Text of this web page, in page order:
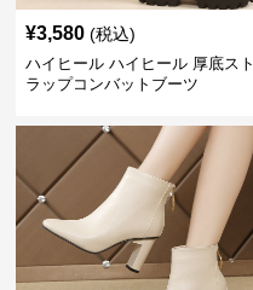
¥3,580 (税込)
ハイヒール ハイヒール 厚底スト
ラップコンバットブーツ